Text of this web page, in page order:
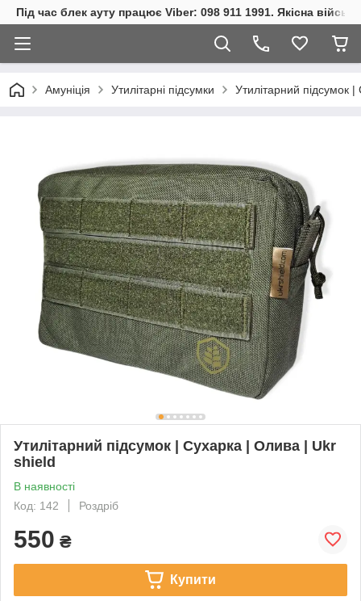
Під час блек ауту працює Viber: 098 911 1991. Якісна
Амуніція Утилітарні підсумки Утилітарний підсумок
Утилітарний підсумок | Сухарка | Олива | Ukr
shield
В наявності
Код: 142
Роздріб
550 ₴
Купити